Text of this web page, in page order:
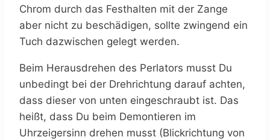
Chrom durch das Festhalten mit der Zange
aber nicht zu beschädigen, sollte zwingend ein
Tuch dazwischen gelegt werden.
Beim Herausdrehen des Perlators musst Du
unbedingt bei der Drehrichtung darauf achten,
dass dieser von unten eingeschraubt ist. Das
heißt, dass Du beim Demontieren im
Uhrzeigersinn drehen musst (Blickrichtung von